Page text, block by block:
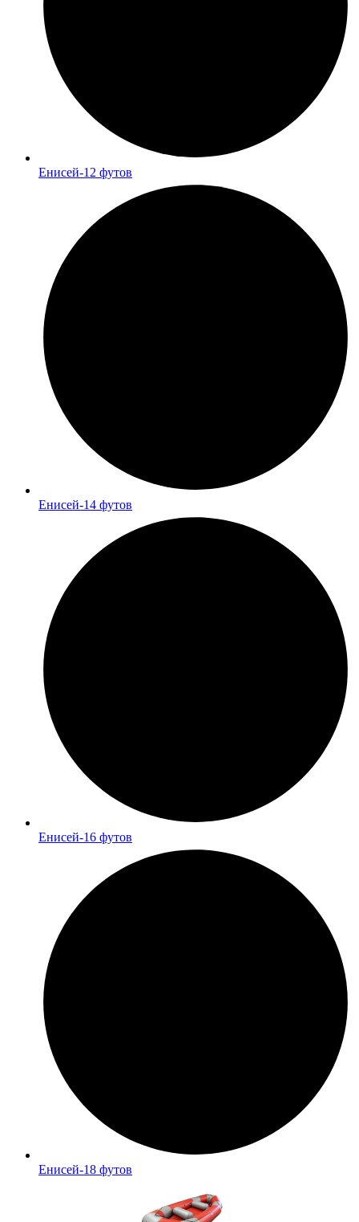
Енисей-12 футов
Енисей-14 футов
Енисей-16 футов
Енисей-18 футов